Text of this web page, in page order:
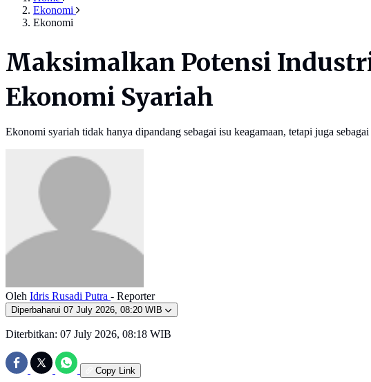
Ekonomi
Ekonomi
Maksimalkan Potensi
Ekonomi Syariah
Ekonomi syariah tidak hanya dipandang sebagai isu keagamaan, tetapi juga
Oleh Idris Rusadi Putra - Reporter
Diperbaharui 07 July 2026, 08:20 WIB
Diterbitkan: 07 July 2026, 08:18 WIB
Copy Link